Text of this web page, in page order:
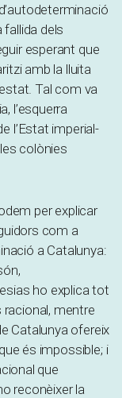
dels
esperant que
amb la lluita
Tal com va
l’esquerra
l’Estat imperial-
colònies
per explicar
com a
a Catalunya:
ho explica tot
mentre
Catalunya ofereix
és impossible; i
que
reconèixer la